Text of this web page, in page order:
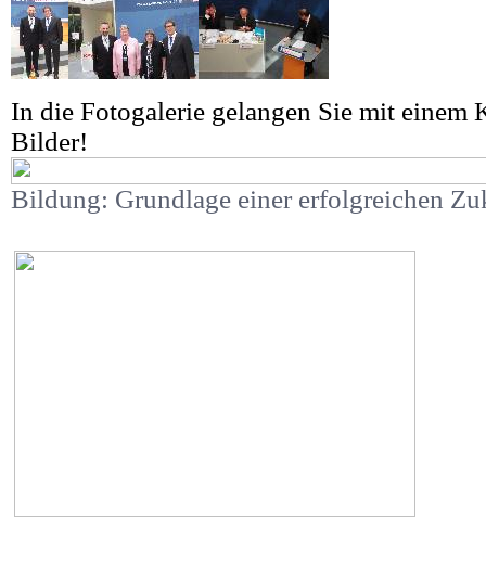
In die Fotogalerie gelangen Sie mit einem
Bilder!
Bildung: Grundlage einer erfolgreichen